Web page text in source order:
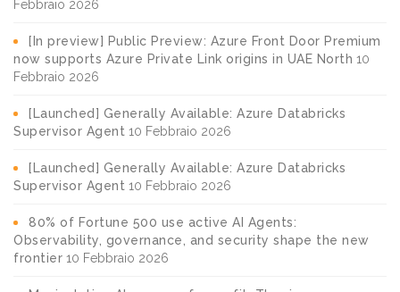
Febbraio 2026
[In preview] Public Preview: Azure Front Door Premium
now supports Azure Private Link origins in UAE North 10
Febbraio 2026
[Launched] Generally Available: Azure Databricks
Supervisor Agent 10 Febbraio 2026
[Launched] Generally Available: Azure Databricks
Supervisor Agent 10 Febbraio 2026
80% of Fortune 500 use active AI Agents:
Observability, governance, and security shape the new
frontier 10 Febbraio 2026